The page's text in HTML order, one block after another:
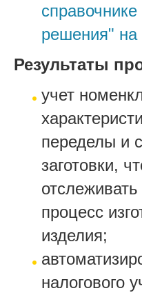
решения" на
Результаты
учет
переделы и
заготовки,
отслеживать
процесс
изделия;
налогового